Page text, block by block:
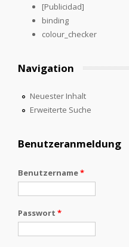
[Publicidad]
binding
colour_checker
Navigation
Neuester Inhalt
Erweiterte Suche
Benutzeranmeldung
Benutzername*
Passwort *